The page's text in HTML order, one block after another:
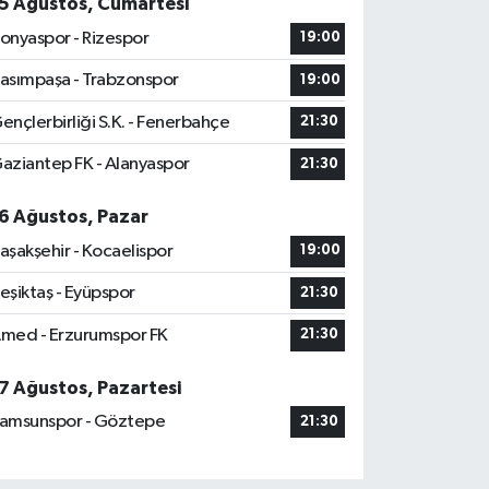
Ağustos, Cumartesi
- Rizespor
19:00
- Trabzonspor 19:00
S.K. - Fenerbahçe 21:30
FK - Alanyaspor 21:30
Ağustos, Pazar
- Kocaelispor
19:00
- Eyüpspor 21:30
- Erzurumspor FK 21:30
Ağustos, Pazartesi
- Göztepe
21:30